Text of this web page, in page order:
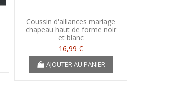
Coussin d'alliances mariage
chapeau haut de forme noir
et blanc
16,99 €
AJOUTER AU PANIER